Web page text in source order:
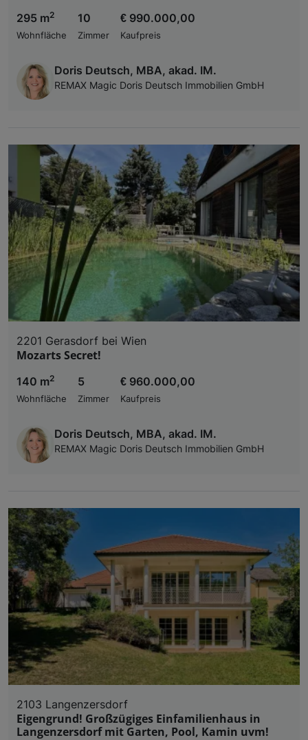
295 m2
Wohnfläche
10
Zimmer
€ 990.000,00
Kaufpreis
Doris Deutsch, MBA, akad. IM.
REMAX Magic Doris Deutsch Immobilien GmbH
2201 Gerasdorf bei Wien
Mozarts Secret!
140 m2
Wohnfläche
5
Zimmer
€ 960.000,00
Kaufpreis
Doris Deutsch, MBA, akad. IM.
REMAX Magic Doris Deutsch Immobilien GmbH
2103 Langenzersdorf
Eigengrund! Großzügiges Einfamilienhaus in
Langenzersdorf mit Garten, Pool, Kamin uvm!